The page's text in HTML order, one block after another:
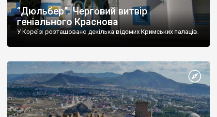
“Дюльбер”. Черговий витвір
геніального Краснова
У Кореїзі розташовано декілька відомих Кримських палаців.